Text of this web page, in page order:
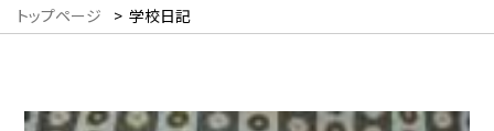
トップページ > 学校日記